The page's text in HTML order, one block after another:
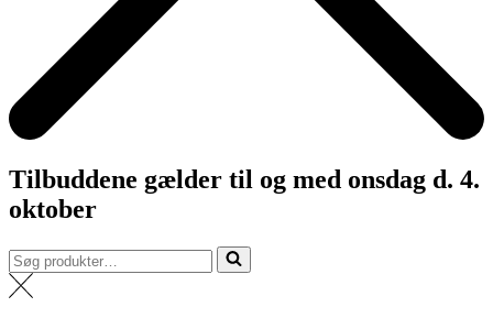
Tilbuddene gælder til og med onsdag d. 4.
oktober
Søg
efter...